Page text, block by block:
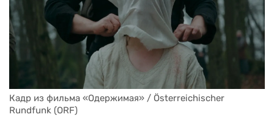
Кадр из фильма «Одержимая» / Österreichischer
Rundfunk (ORF)